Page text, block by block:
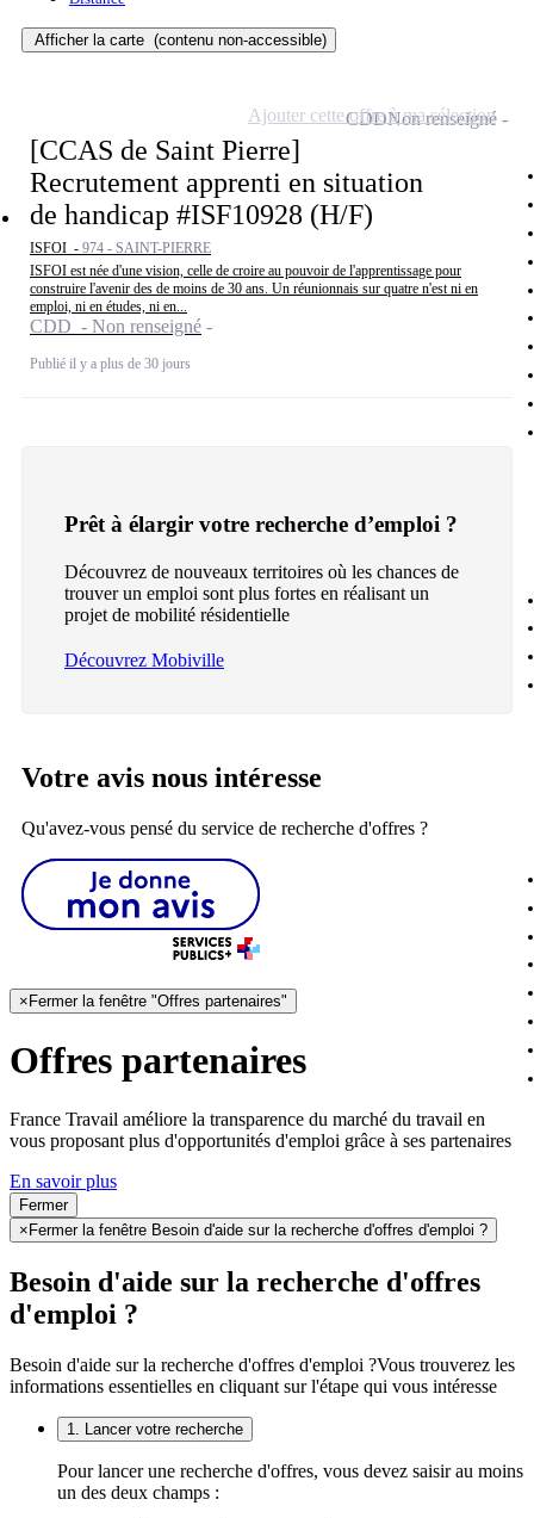
Afficher la carte (contenu non-accessible)
[CCAS de Saint Pierre]
Recrutement apprenti en situation
de handicap #ISF10928 (H/F)
ISFOI - 974 - SAINT-PIERRE
ISFOI est née d'une vision, celle de croire au pouvoir de l'apprentissage pour
construire l'avenir des de moins de 30 ans. Un réunionnais sur quatre n'est ni en
emploi, ni en études, ni en...
CDD - Non renseigné
Publié il y a plus de 30 jours
CDDNon renseigné
Ajouter cette offre à ma sélection
Prêt à élargir votre recherche d’emploi ?
Découvrez de nouveaux territoires où les chances de
trouver un emploi sont plus fortes en réalisant un
projet de mobilité résidentielle
Découvrez Mobiville
Votre avis nous intéresse
Qu'avez-vous pensé du service de recherche d'offres ?
× Fermer la fenêtre "Offres partenaires"
Offres partenaires
France Travail améliore la transparence du marché du travail en
vous proposant plus d'opportunités d'emploi grâce à ses partenaires
En savoir plus
Fermer
× Fermer la fenêtre Besoin d'aide sur la recherche d'offres d'emploi ?
Besoin d'aide sur la recherche d'offres
d'emploi ?
Besoin d'aide sur la recherche d'offres d'emploi ?Vous trouverez les
informations essentielles en cliquant sur l'étape qui vous intéresse
1. Lancer votre recherche
Pour lancer une recherche d'offres, vous devez saisir au moins
un des deux champs :